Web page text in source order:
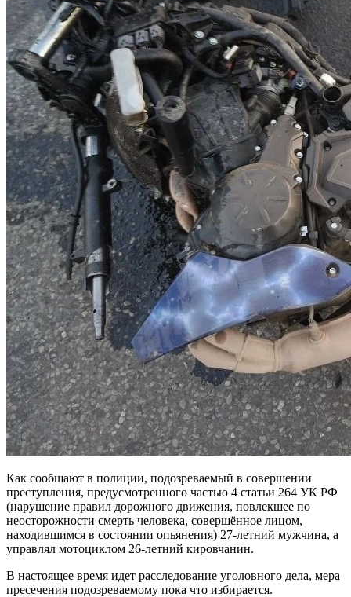
Как сообщают в полиции, подозреваемый в совершении
преступления, предусмотренного частью 4 статьи 264 УК РФ
(нарушение правил дорожного движения, повлекшее по
неосторожности смерть человека, совершённое лицом,
находившимся в состоянии опьянения) 27-летний мужчина, а
управлял мотоциклом 26-летний кировчанин.
В настоящее время идет расследование уголовного дела, мера
пресечения подозреваемому пока что избирается.